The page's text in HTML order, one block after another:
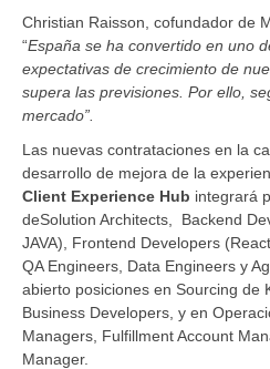
Christian Raisson, cofundador de
“España se ha convertido en uno
expectativas de crecimiento de
supera las previsiones. Por ello,
mercado”.
Las nuevas contrataciones en la
desarrollo de mejora de la
Client Experience Hub integrará
deSolution Architects, Backend
JAVA), Frontend Developers
QA Engineers, Data Engineers y
abierto posiciones en Sourcing de
Business Developers, y en
Managers, Fulfillment Account
Manager.